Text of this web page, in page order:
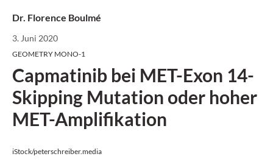
Dr. Florence Boulmé
3. Juni 2020
GEOMETRY MONO-1
Capmatinib bei MET-Exon 14-
Skipping Mutation oder hoher
MET-Amplifikation
iStock/peterschreiber.media